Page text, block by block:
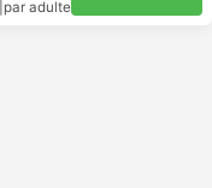
par adulte